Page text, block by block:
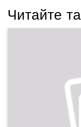
Читайте